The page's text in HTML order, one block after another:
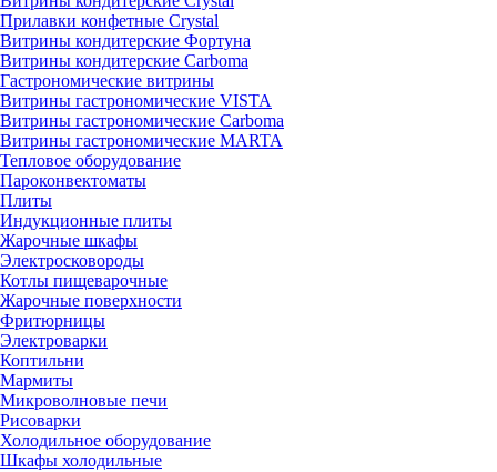
Прилавки конфетные Crystal
Витрины кондитерские Фортуна
Витрины кондитерские Carboma
Гастрономические витрины
Витрины гастрономические VISTA
Витрины гастрономические Carboma
Витрины гастрономические MARTA
Тепловое оборудование
Пароконвектоматы
Плиты
Индукционные плиты
Жарочные шкафы
Электросковороды
Котлы пищеварочные
Жарочные поверхности
Фритюрницы
Электроварки
Коптильни
Мармиты
Микроволновые печи
Рисоварки
Холодильное оборудование
Шкафы холодильные